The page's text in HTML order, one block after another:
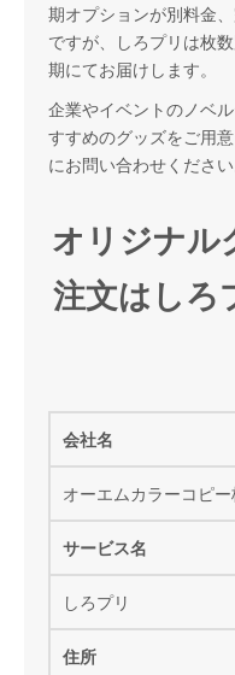
期オプションが別料金
ですが、しろプリは枚
期にてお届けします。
企業やイベントのノベ
すすめのグッズをご用
にお問い合わせください
オリジナル
注文はしろ
会社名
オーエムカラーコピ
サービス名
しろプリ
住所